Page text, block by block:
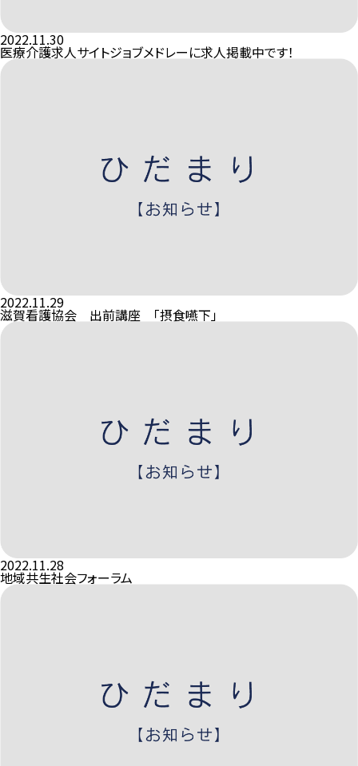
2022.11.30
医療介護求人サイトジョブメドレーに求人掲載中です！
2022.11.29
滋賀看護協会 出前講座 「摂食嚥下」
2022.11.28
地域共生社会フォーラム